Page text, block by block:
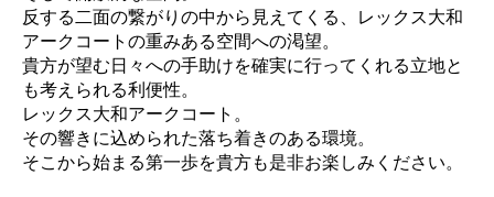
反する二面の繋がりの中から見えてくる、レックス大和
アークコートの重みある空間への渇望。
貴方が望む日々への手助けを確実に行ってくれる立地と
も考えられる利便性。
レックス大和アークコート。
その響きに込められた落ち着きのある環境。
そこから始まる第一歩を貴方も是非お楽しみください。